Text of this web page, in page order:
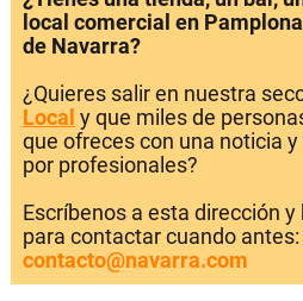
local comercial en
de Navarra?
¿Quieres salir en nuestra
Local y que miles de
que ofreces con una noticia
por profesionales?
Escríbenos a esta dirección
para contactar cuando antes:
contacto@navarra.com